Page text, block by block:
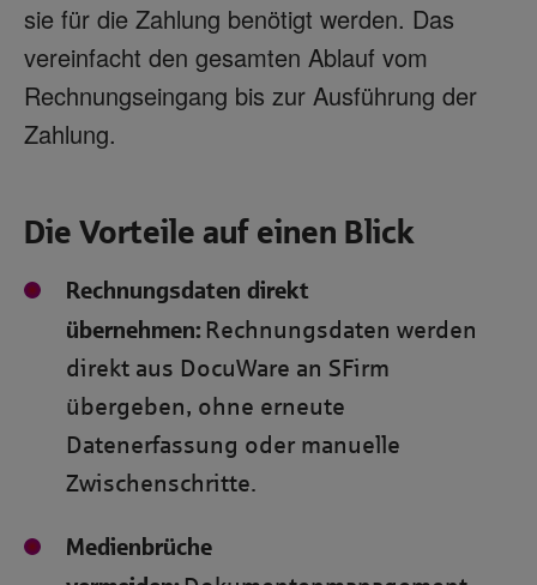
sie für die Zahlung benötigt werden. Das
vereinfacht den gesamten Ablauf vom
Rechnungseingang bis zur Ausführung der
Zahlung.
Die Vorteile auf einen Blick
Rechnungsdaten direkt
übernehmen: Rechnungsdaten werden
direkt aus DocuWare an SFirm
übergeben, ohne erneute
Datenerfassung oder manuelle
Zwischenschritte.
Medienbrüche